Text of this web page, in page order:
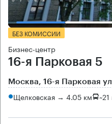
БЕЗ КОМИССИИ
Бизнес-центр
16-я Парковая 5
Москва, 16-я Парковая
Щелковская → 4.05 км ~